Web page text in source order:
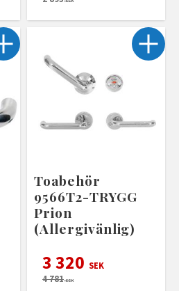
Toabehör
9566T2-TRYGG
Prion
(Allergivänlig)
3 320 SEK
4 781SEK